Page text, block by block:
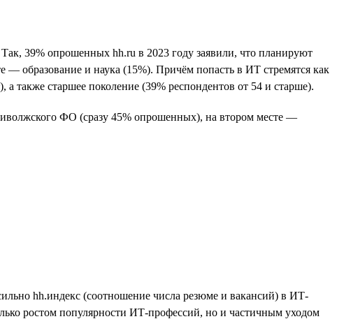
39% опрошенных hh.ru в 2023 году заявили, что планируют
— образование и наука (15%). Причём попасть в ИТ стремятся как
также старшее поколение (39% респондентов от 54 и старше).
ФО (сразу 45% опрошенных), на втором месте —
hh.индекс (соотношение числа резюме и вакансий) в ИТ-
ростом популярности ИТ-профессий, но и частичным уходом